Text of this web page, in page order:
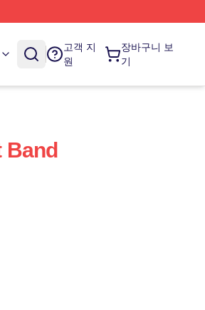
고객 지
원
장바구니 보
기
Band